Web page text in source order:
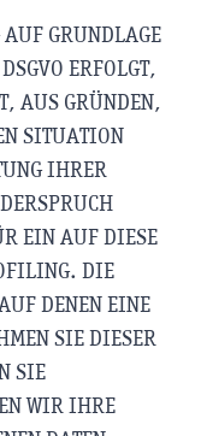
GRUNDLAGE
ERFOLGT,
AUS GRÜNDEN,
SITUATION
IHRER
EIN AUF DIESE
DIE
DENEN EINE
SIE DIESER
SIE
WIR IHRE